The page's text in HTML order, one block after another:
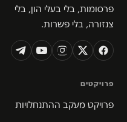
פרסומות, בלי בעלי הון, בלי
צנזורה, בלי פשרות.
פרויקטים
פרויקט מעקב ההתנחלויות